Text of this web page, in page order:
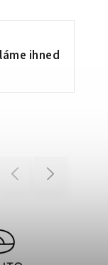
ihned
Previous Next